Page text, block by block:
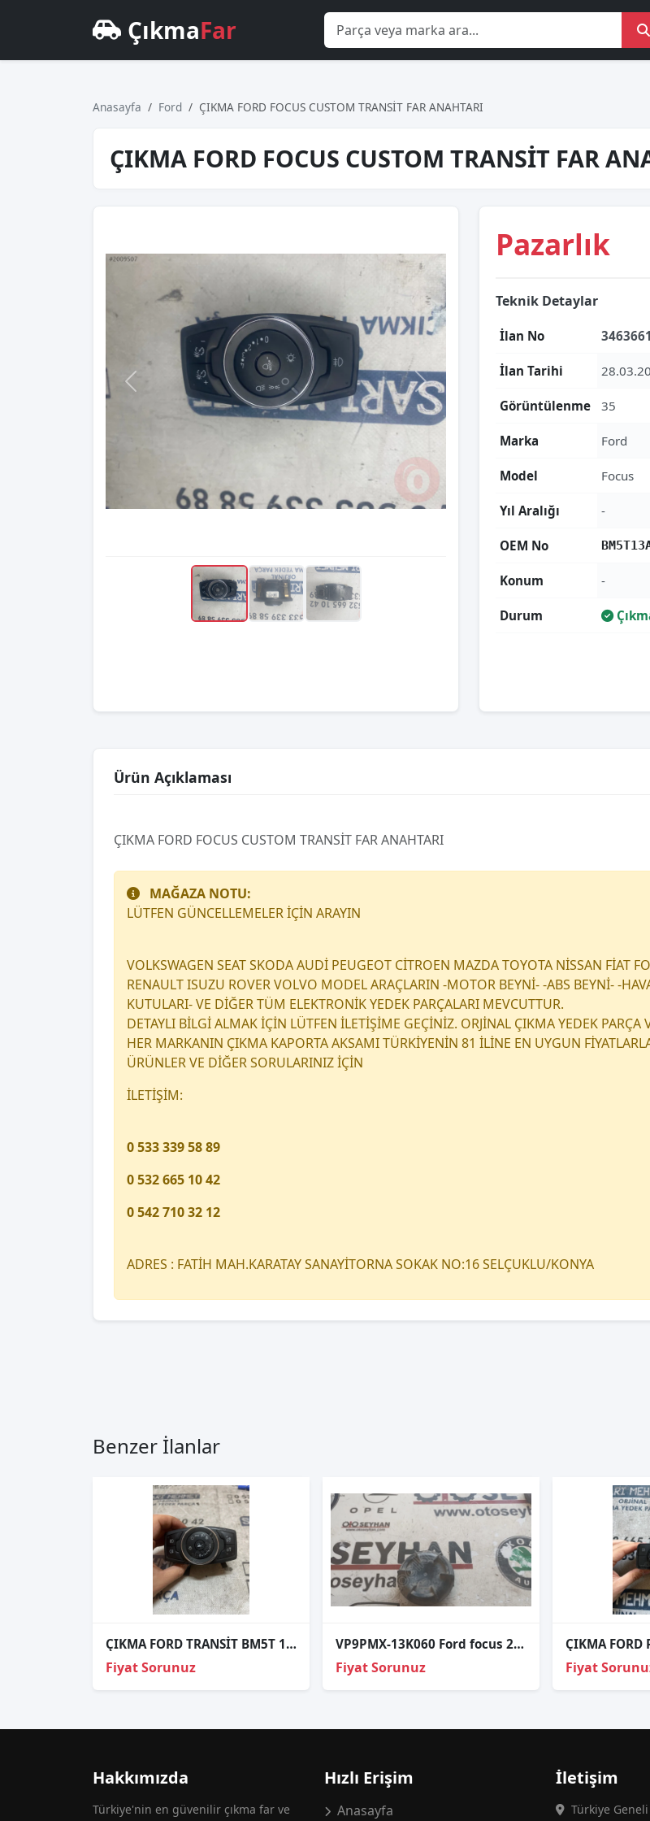
ÇıkmaFar
Anasayfa Ford ÇIKMA FORD FOCUS CUSTOM TRANSİT FAR ANAHTARI
ÇIKMA FORD FOCUS CUSTOM TRANSİT FAR
Pazarlık
Teknik Detaylar
İlan No
İlan Tarihi
Görüntülenme 35
Marka Ford
Model Focus
Yıl Aralığı -
OEM No
Konum -
Durum
Ürün Açıklaması
ÇIKMA FORD FOCUS CUSTOM TRANSİT FAR ANAHTARI
MAĞAZA NOTU:
LÜTFEN GÜNCELLEMELER İÇİN ARAYIN
VOLKSWAGEN SEAT SKODA AUDİ PEUGEOT CİTROEN MAZDA TOYOTA NİSSAN FİAT
RENAULT ISUZU ROVER VOLVO MODEL ARAÇLARIN -MOTOR BEYNİ- -ABS BEYNİ- -
KUTULARI- VE DİĞER TÜM ELEKTRONİK YEDEK PARÇALARI MEVCUTTUR.
DETAYLI BİLGİ ALMAK İÇİN LÜTFEN İLETİŞİME GEÇİNİZ. ORJİNAL ÇIKMA YEDEK PARÇA
HER MARKANIN ÇIKMA KAPORTA AKSAMI TÜRKİYENİN 81 İLİNE EN UYGUN
ÜRÜNLER VE DİĞER SORULARINIZ İÇİN
İLETİŞİM:
0 533 339 58 89
0 532 665 10 42
0 542 710 32 12
ADRES : FATİH MAH.KARATAY SANAYİTORNA SOKAK NO:16 SELÇUKLU/KONYA
Benzer İlanlar
ÇIKMA FORD TRANSİT BM5T 13A024 CF BM5T13A024CF FAR ANAHTARI
Fiyat Sorunuz
VP9PMX-13K060 Ford focus 2010 far kapağı orijinal
Fiyat Sorunuz Fiyat
Hakkımızda
Türkiye'nin en güvenilir çıkma far ve
Hızlı Erişim
Anasayfa
İletişim
Türkiye Geneli